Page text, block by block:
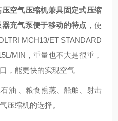
空气压缩机兼具固定式压缩
充气泵便于移动的特点 ，使
MCH13/ET STANDARD
MIN，重量也不大是很重，
，能更快的实现空气
油 、粮食熏蒸、船舶、射击
压缩机的选择。